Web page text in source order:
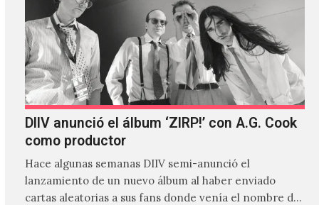
DIIV anunció el álbum ‘ZIRP!’ con A.G. Cook
como productor
Hace algunas semanas DIIV semi-anunció el
lanzamiento de un nuevo álbum al haber enviado
cartas aleatorias a sus fans donde venía el nombre de